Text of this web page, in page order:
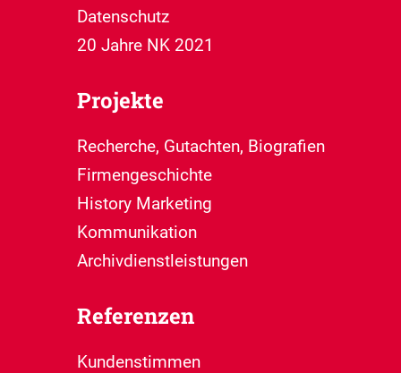
Datenschutz
20 Jahre NK 2021
Projekte
Recherche, Gutachten, Biografien
Firmengeschichte
History Marketing
Kommunikation
Archivdienstleistungen
Referenzen
Kundenstimmen